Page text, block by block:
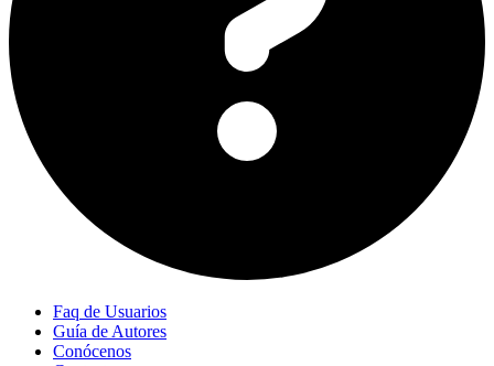
Faq de Usuarios
Guía de Autores
Conócenos